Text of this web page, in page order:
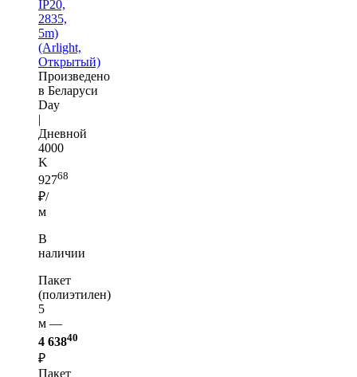
IP20,
2835,
5m)
(Arlight,
Открытый)
Произведено
в Беларуси
Day
|
Дневной
4000
K
92768
₽/
м
В
наличии
Пакет
(полиэтилен)
5
м —
4 63840
₽
Пакет